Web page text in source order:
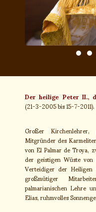
Der heilige Peter II.,
(21-3-2005 bis 15-7-2011).
Großer
Mitgründer des
von El Palmar de Troya,
der geistigen Wüste
Verteidiger der
großmütiger
palmarianischen Lehre
Elias, ruhmvolles